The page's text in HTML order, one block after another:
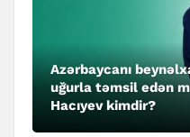
Azərbaycanı
uğurla təmsil edən
Hacıyev kimdir?